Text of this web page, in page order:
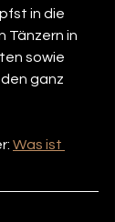
in die
Tänzern in
sowie
ganz
Was ist